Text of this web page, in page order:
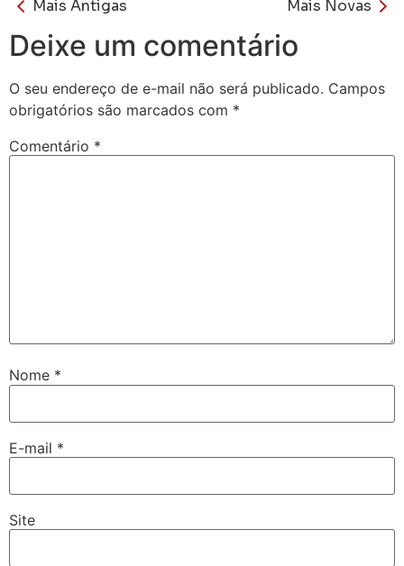
Mais Antigas Mais Novas
Deixe um comentário
O seu endereço de e-mail não será publicado. Campos
obrigatórios são marcados com *
Comentário *
Nome *
E-mail *
Site